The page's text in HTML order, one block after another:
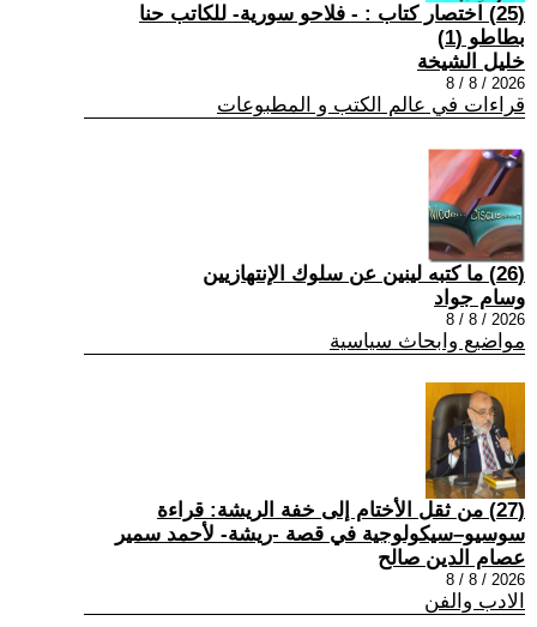
(25) اختصار كتاب : - فلاحو سورية- للكاتب حنا
بطاطو (1)
خليل الشيخة
2026 / 8 / 8
قراءات في عالم الكتب و المطبوعات
(26) ما كتبه لينين عن سلوك الإنتهازيين
وسام جواد
2026 / 8 / 8
مواضيع وابحاث سياسية
(27) من ثقل الأختام إلى خفة الريشة: قراءة
سوسيو–سيكولوجية في قصة -ريشة- لأحمد سمير
عصام الدين صالح
2026 / 8 / 8
الادب والفن